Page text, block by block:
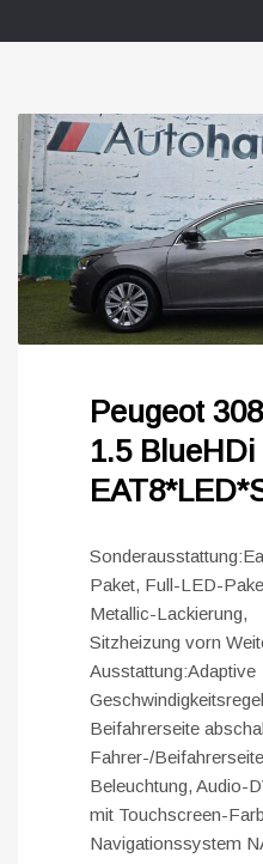
Peugeot
1.5 BlueHDi
Paket, Full-LED-
Metallic-Lackierung,
Sitzheizung vorn
Ausstattung:Adaptive
Beifahrerseite
Fahrer-/
Beleuchtung, Audio-
mit Touchscreen-
Navigationssystem